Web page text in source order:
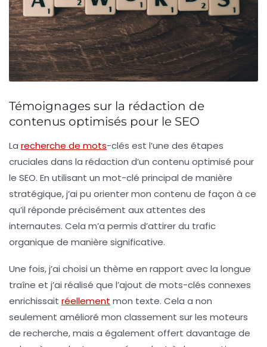
Témoignages sur la rédaction de
contenus optimisés pour le SEO
La recherche de mots-clés est l’une des étapes
cruciales dans la rédaction d’un contenu optimisé pour
le SEO. En utilisant un mot-clé principal de manière
stratégique, j’ai pu orienter mon contenu de façon à ce
qu’il réponde précisément aux attentes des
internautes. Cela m’a permis d’attirer du trafic
organique de manière significative.
Une fois, j’ai choisi un thème en rapport avec la longue
traîne et j’ai réalisé que l’ajout de mots-clés connexes
enrichissait réellement mon texte. Cela a non
seulement amélioré mon classement sur les moteurs
de recherche, mais a également offert davantage de